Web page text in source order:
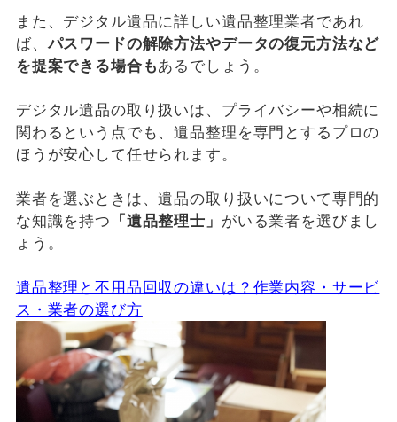
また、デジタル遺品に詳しい遺品整理業者であれ
ば、パスワードの解除方法やデータの復元方法など
を提案できる場合もあるでしょう。
デジタル遺品の取り扱いは、プライバシーや相続に
関わるという点でも、遺品整理を専門とするプロの
ほうが安心して任せられます。
業者を選ぶときは、遺品の取り扱いについて専門的
な知識を持つ
「遺品整理士」 がいる業者を選びまし
ょう。
遺品整理と不用品回収の違いは？作業内容・サービ
ス・業者の選び方